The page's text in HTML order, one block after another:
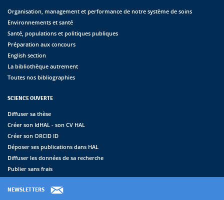
Organisation, management et performance de notre système de soins
Environnements et santé
Santé, populations et politiques publiques
Préparation aux concours
English section
La bibliothèque autrement
Toutes nos bibliographies
SCIENCE OUVERTE
Diffuser sa thèse
Créer son IdHAL - son CV HAL
Créer son ORCID ID
Déposer ses publications dans HAL
Diffuser les données de sa recherche
Publier sans frais
NEWSLETTERS